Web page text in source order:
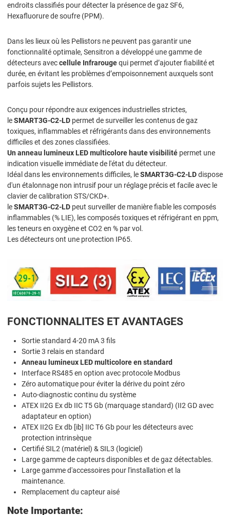
endroits classifiés pour détecter la présence de gaz SF6,
Hexafluorure de soufre (PPM).
Dans les lieux où les Pellistors ne peuvent pas garantir une
fonctionnalité optimale, Sensitron a développé une gamme de
détecteurs aveccellule Infrarougequi permet d’ajouter fiabilité et
durée, en évitant les problèmes d’empoisonnement auxquels sont
parfois sujets les Pellistors.
Conçu pour répondre aux exigences industrielles strictes,
leSMART3G-C2-LD permet de surveiller les contenus de gaz
toxiques, inflammables et réfrigérants dans des environnements
difficiles et des zones classifiées.
Un anneau lumineux LED multicolore haute visibilité permet une
indication visuelle immédiate de l'état du détecteur.
Idéal dans les environnements difficiles, leSMART3G-C2-LDdispose
d'un étalonnage non intrusif pour un réglage précis et facile avec le
clavier de calibration STS/CKD+.
leSMART3G-C2-LD peut surveiller de manière fiable les composés
inflammables (% LIE), les composés toxiques et réfrigérant en ppm,
les teneurs en oxygène et CO2 en % par vol.
Les détecteurs ont une protection IP65.
FONCTIONNALITES ET AVANTAGES
Sortie standard 4-20 mA 3 fils
Sortie 3 relais en standard
Anneau lumineux LED multicolore en standard
Interface RS485 en option avec protocole Modbus
Zéro automatique pour éviter la dérive du point zéro
Auto-diagnostic continu du système
ATEX II2G Ex db IIC T5 Gb (marquage standard) (II2 GD avec
adaptateur en option)
ATEX II2G Ex db [ib] IIC T6 Gb pour les détecteurs avec
protection intrinsèque
Certifié SIL2 (matériel) & SIL3 (logiciel)
Large gamme de capteurs disponibles et de gaz détectables.
Large gamme d'accessoires pour l'installation et la
maintenance.
Remplacement du capteur aisé
Note Importante: